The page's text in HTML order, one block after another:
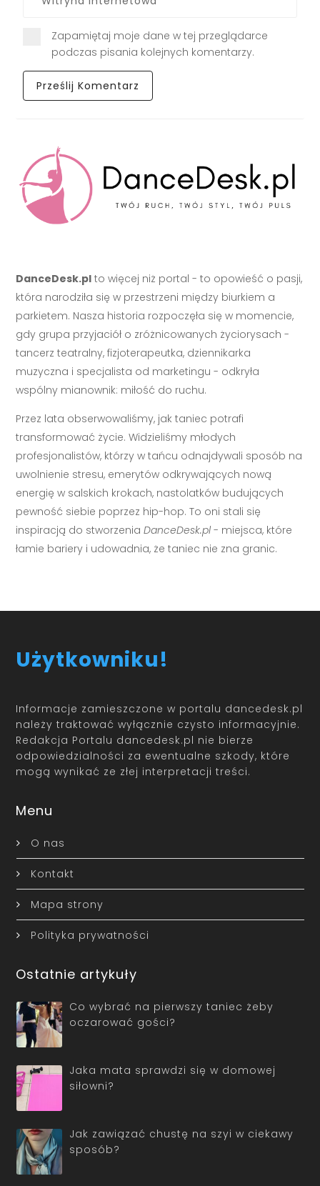
Zapamiętaj moje dane w tej przeglądarce
podczas pisania kolejnych komentarzy.
DanceDesk.pl to więcej niż portal - to opowieść o pasji,
która narodziła się w przestrzeni między biurkiem a
parkietem. Nasza historia rozpoczęła się w momencie,
gdy grupa przyjaciół o zróżnicowanych życiorysach -
tancerz teatralny, fizjoterapeutka, dziennikarka
muzyczna i specjalista od marketingu - odkryła
wspólny mianownik: miłość do ruchu.
Przez lata obserwowaliśmy, jak taniec potrafi
transformować życie. Widzieliśmy młodych
profesjonalistów, którzy w tańcu odnajdywali sposób na
uwolnienie stresu, emerytów odkrywających nową
energię w salskich krokach, nastolatków budujących
pewność siebie poprzez hip-hop. To oni stali się
inspiracją do stworzeniaDanceDesk.pl - miejsca, które
łamie bariery i udowadnia, że taniec nie zna granic.
Użytkowniku!
Informacje zamieszczone w portalu dancedesk.pl
należy traktować wyłącznie czysto informacyjnie.
Redakcja Portalu dancedesk.pl nie bierze
odpowiedzialności za ewentualne szkody, które
mogą wynikać ze złej interpretacji treści.
Menu
O nas
Kontakt
Mapa strony
Polityka prywatności
Ostatnie artykuły
Co wybrać na pierwszy taniec żeby
oczarować gości?
Jaka mata sprawdzi się w domowej
siłowni?
Jak zawiązać chustę na szyi w ciekawy
sposób?